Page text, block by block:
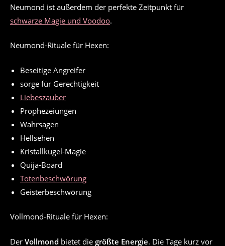
Neumond ist außerdem der perfekte Zeitpunkt für
schwarze Magie und Voodoo.
Neumond-Rituale für Hexen:
Beseitige Angreifer
sorge für Gerechtigkeit
Liebeszauber
Prophezeiungen
Wahrsagen
Hellsehen
Kristallkugel-Magie
Quija-Board
Totenbeschwörung
Geisterbeschwörung
Vollmond-Rituale für Hexen:
Der Vollmond bietet die größte Energie. Die Tage kurz vor